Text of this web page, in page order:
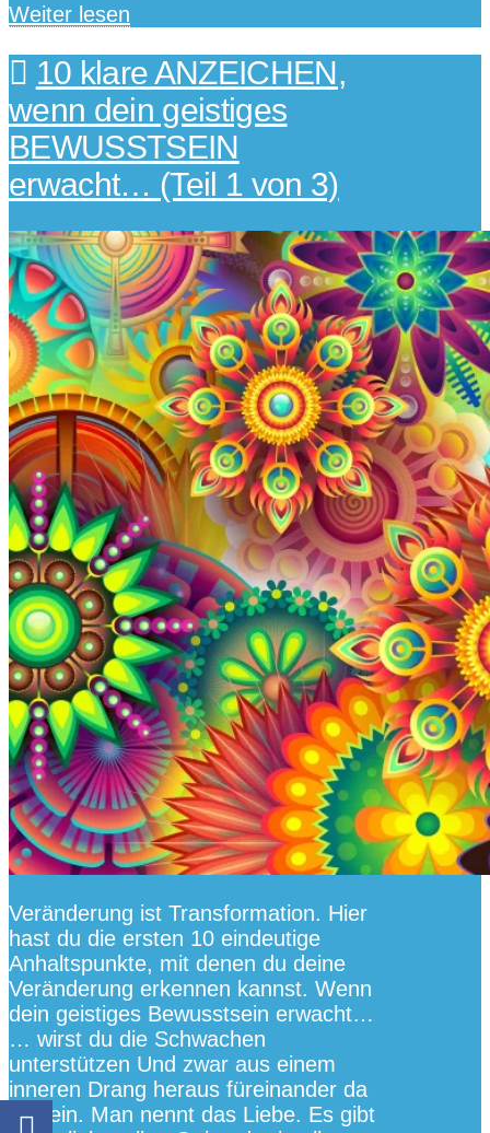
Weiter lesen
10 klare ANZEICHEN,
wenn dein geistiges
BEWUSSTSEIN
erwacht… (Teil 1 von 3)
Veränderung ist Transformation. Hier
hast du die ersten 10 eindeutige
Anhaltspunkte, mit denen du deine
Veränderung erkennen kannst. Wenn
dein geistiges Bewusstsein erwacht…
… wirst du die Schwachen
unterstützen Und zwar aus einem
inneren Drang heraus füreinander da
zu sein. Man nennt das Liebe. Es gibt